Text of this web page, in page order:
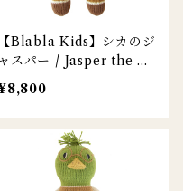
【Blabla Kids】シカのジ
ャスパー / Jasper the De